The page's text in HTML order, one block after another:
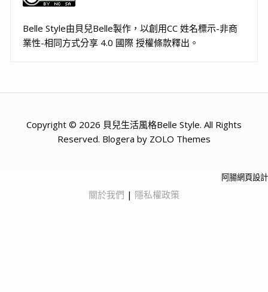
Belle Style由貝兒Belle製作，以創用CC 姓名標示-非商
業性-相同方式分享 4.0 國際 授權條款釋出。
Copyright © 2026 貝兒生活風格Belle Style. All Rights
Reserved. Blogera by ZOLO Themes
阿腸網頁設計
關於我們 | 隱私權政策